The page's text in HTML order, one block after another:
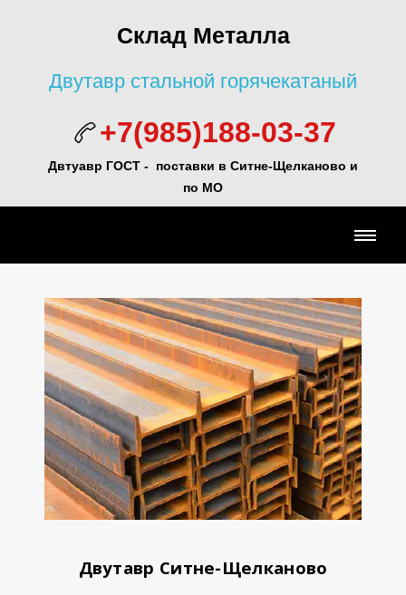
Склад Металла
Двутавр стальной горячекатаный
+7(985)188-03-37
Двтуавр ГОСТ - поставки в Ситне-Щелканово и
по МО
Двутавр Ситне-Щелканово